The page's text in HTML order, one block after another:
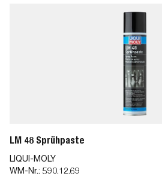
LM 48 Sprühpaste
LIQUI-MOLY
WM-Nr.: 590.12.69